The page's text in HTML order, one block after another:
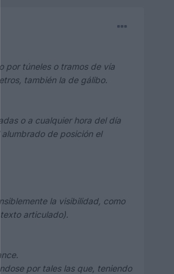
por túneles o tramos de vía
también la de gálibo.
o a cualquier hora del día
de posición el
la visibilidad, como
articulado).
por tales las que, teniendo